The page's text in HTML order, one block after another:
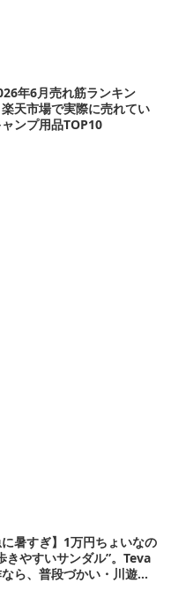
年6月売れ筋ランキン
天市場で実際に売れてい
ンプ用品TOP10
に暑すぎ】1万円ちょいなの
きやすいサンダル”。Teva
ら、普段づかい・川遊